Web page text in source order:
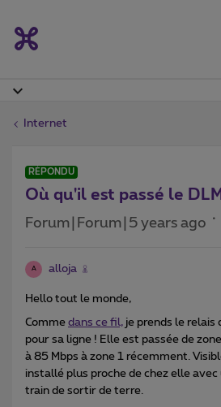
Internet
RÉPONDU
Où qu'il est passé le
Forum|Forum|5 years ago
A alloja
Hello tout le monde,
Comme dans ce fil, je prends le relais
pour sa ligne ! Elle est passée de
à 85 Mbps à zone 1 récemment.
installé plus proche de chez elle
train de sortir de terre.